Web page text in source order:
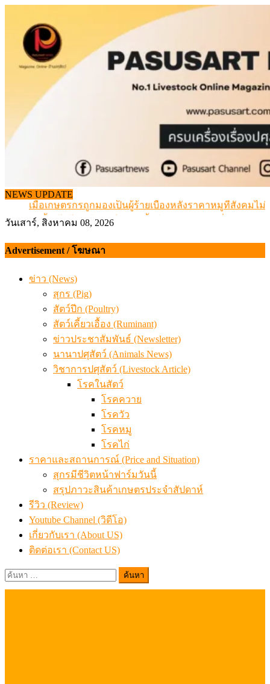
content
NEWS UPDATE
สกัดลักลอบนำเข้าเอ็นโคแช่แข็งกว่า 12.6 ตัน สมุทรสาคร
เมื่อเกษตรกรถูกมองเป็นผู้ร้ายเบื้องหลังราคาหมูที่สังคมไม่
สุดอั้น! ไข่ไก่หน้าฟาร์มปรับขึ้นอีก 6 บาท/แผง เริ่ม 7 ส.ค.69
เดินหน้าดัน “ราคากลางโคเนื้อ” แก้ปัญหาราคาโคเนื้อตก
เมื่อเกษตรกรถูกมองเป็นผู้ร้ายเบื้องหลังราคาหมูที่สังคมไม่
วันเสาร์, สิงหาคม 08, 2026
Advertisement / โฆษณา
ข่าว (News)
สุกร (Pig)
สัตว์ปีก (Poultry)
สัตว์เคี้ยวเอื้อง (Ruminant)
ข่าวประชาสัมพันธ์ (Newsletter)
นานาปศุสัตว์ (Animals News)
วิชาการปศุสัตว์ (Livestock Article)
โรคในสัตว์
โรคควาย
โรควัว
โรคหมู
โรคไก่
ราคาและสถานการณ์ (Price and Situation)
สุกรมีชีวิตหน้าฟาร์มวันนี้
สรุปภาวะสินค้าเกษตรประจำสัปดาห์
รีวิว (Review)
Youtube Channel (วิดีโอ)
เกี่ยวกับเรา (About US)
ติดต่อเรา (Contact US)
ค้นหา
สำหรับ: